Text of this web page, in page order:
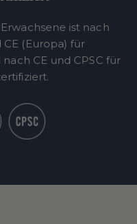
ist nach
CE (Europa) für
CE und CPSC für